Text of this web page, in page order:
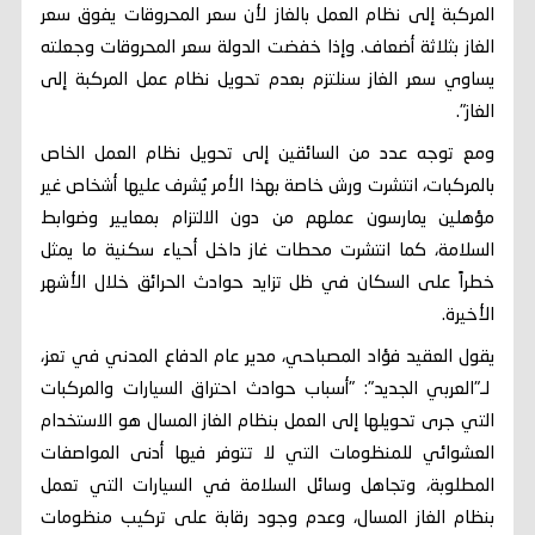
المركبة إلى نظام العمل بالغاز لأن سعر المحروقات يفوق سعر
الغاز بثلاثة أضعاف. وإذا خفضت الدولة سعر المحروقات وجعلته
يساوي سعر الغاز سنلتزم بعدم تحويل نظام عمل المركبة إلى
الغاز".
ومع توجه عدد من السائقين إلى تحويل نظام العمل الخاص
بالمركبات، انتشرت ورش خاصة بهذا الأمر يُشرف عليها أشخاص غير
مؤهلين يمارسون عملهم من دون الالتزام بمعايير وضوابط
السلامة، كما انتشرت محطات غاز داخل أحياء سكنية ما يمثل
خطراً على السكان في ظل تزايد حوادث الحرائق خلال الأشهر
الأخيرة.
يقول العقيد فؤاد المصباحي، مدير عام الدفاع المدني في تعز،
لـ"العربي الجديد": "أسباب حوادث احتراق السيارات والمركبات
التي جرى تحويلها إلى العمل بنظام الغاز المسال هو الاستخدام
العشوائي للمنظومات التي لا تتوفر فيها أدنى المواصفات
المطلوبة، وتجاهل وسائل السلامة في السيارات التي تعمل
بنظام الغاز المسال، وعدم وجود رقابة على تركيب منظومات